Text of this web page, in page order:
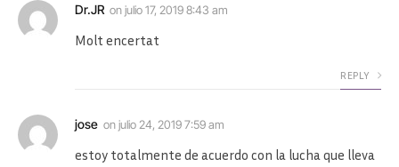
Dr.JR onjulio 17, 2019 8:43 am
Molt encertat
REPLY
jose onjulio 24, 2019 7:59 am
estoy totalmente de acuerdo con la lucha que lleva